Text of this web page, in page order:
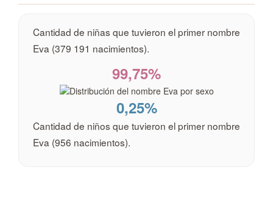
Cantidad de niñas que tuvieron el primer nombre
Eva (379 191 nacimientos).
99,75%
0,25%
Cantidad de niños que tuvieron el primer nombre
Eva (956 nacimientos).